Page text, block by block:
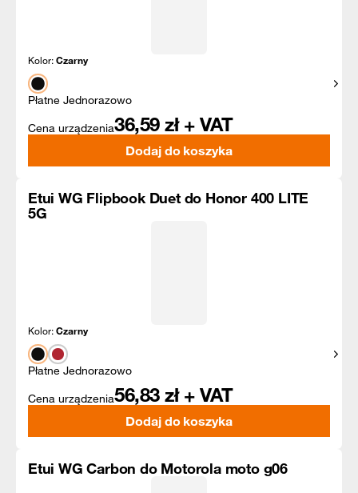
Kolor:Czarny
Płatne Jednorazowo
Cena urządzenia36,59 zł + VAT
Dodaj do koszyka
Etui WG Flipbook Duet do Honor 400 LITE
5G
Kolor:Czarny
Płatne Jednorazowo
Cena urządzenia56,83 zł + VAT
Dodaj do koszyka
Etui WG Carbon do Motorola moto g06